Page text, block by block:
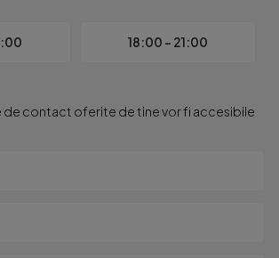
18:00 - 21:00
de contact oferite de tine vor fi accesibile